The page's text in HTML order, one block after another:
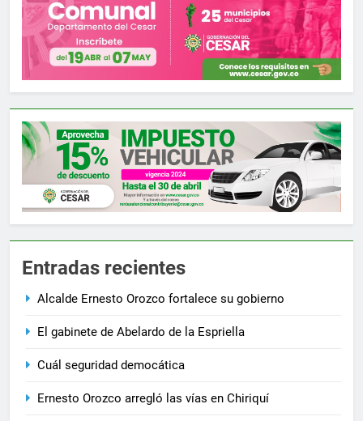
Entradas recientes
Alcalde Ernesto Orozco fortalece su gobierno
El gabinete de Abelardo de la Espriella
Cuál seguridad democática
Ernesto Orozco arregló las vías en Chiriquí